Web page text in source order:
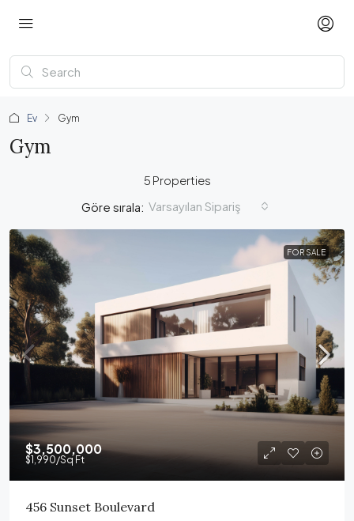
Ev Gym
Gym
5 Properties
Göre sırala: Varsayılan Sipariş
FOR SALE
$3,500,000
$1,990/Sq Ft
456 Sunset Boulevard